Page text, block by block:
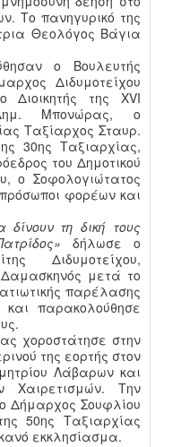
Το πανηγυρικό της
Θεολόγος Βάγια
ο Βουλευτής
Διδυμοτείχου
Διοικητής της XVI
Μπονώρας, ο
Ταξίαρχος Σταυρ.
30ης Ταξιαρχίας,
του Δημοτικού
ο Σοφολογιώτατος
φορέων και
τη δική τους
δήλωσε ο
Διδυμοτείχου,
μετά το
παρέλασης
και παρακολούθησε
χοροστάτησε στην
της εορτής στον
Λάβαρων και
Την
Δήμαρχος Σουφλίου
50ης Ταξιαρχίας
εκκλησίασμα.